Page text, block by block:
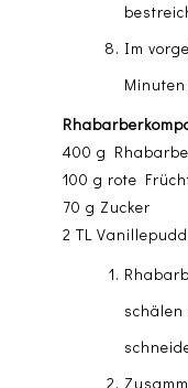
Im
400 g
100 g rote
70 g Zucker
2 TL
schälen